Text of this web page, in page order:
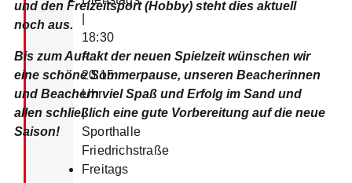
18:30
–
20:15
Uhr
|
Sporthalle
Friedrichstraße
Freitags
und den Freizeitsport (Hobby) steht dies aktuell
noch aus.
Bis zum Auftakt der neuen Spielzeit wünschen wir
eine schöne Sommerpause, unseren Beacherinnen
und Beachern viel Spaß und Erfolg im Sand und
allen schließlich eine gute Vorbereitung auf die neue
Saison!